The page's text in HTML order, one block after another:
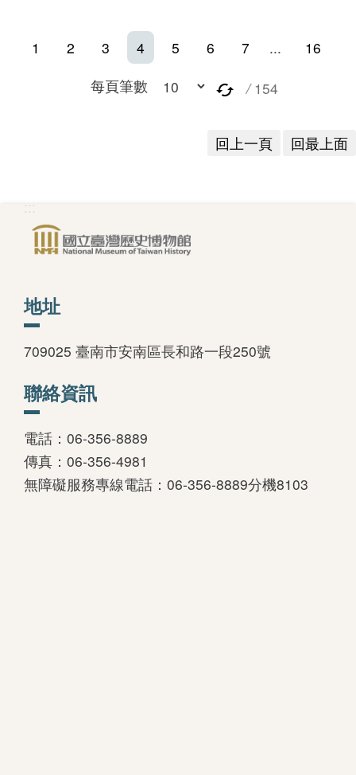
1 2 3 4 5 6 7 ...
16
每頁筆數
/ 154
回上一頁 回最上面
:::
地址
709025 臺南市安南區長和路一段250號
聯絡資訊
電話：06-356-8889
傳真：06-356-4981
無障礙服務專線電話：06-356-8889分機8103